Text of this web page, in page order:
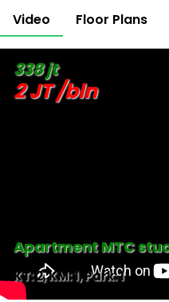
Video Floor Plans
338 jt
2 JT /bln
Apartment MTC
KT: 2, KM: 1, Park: 1